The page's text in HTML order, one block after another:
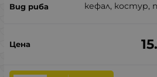
кефал, костур,